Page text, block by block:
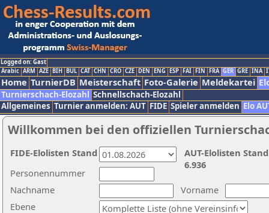
Logged on: Gast
Arabic ARM AZE BIH BUL CAT CHN CRO CZE DEN ENG ESP FAI FIN FRA GER GRE INA
Home TurnierDB Meisterschaft Foto-Galerie Meldekartei
Turnierschach-Elozahl Schnellschach-Elozahl
Allgemeines Turnier anmelden: AUT FIDE Spieler anmelden Elo
Willkommen bei den offiziellen
Nachname
Vorname
Ebene
Personennummer
AUT-Elolisten
6.936
FIDE-Elolisten Stand